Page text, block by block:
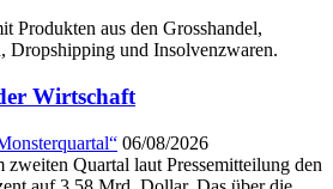
Produkten aus den Grosshandel,
Dropshipping und Insolvenzwaren.
Wirtschaft
06/08/2026
zweiten Quartal laut Pressemitteilung den